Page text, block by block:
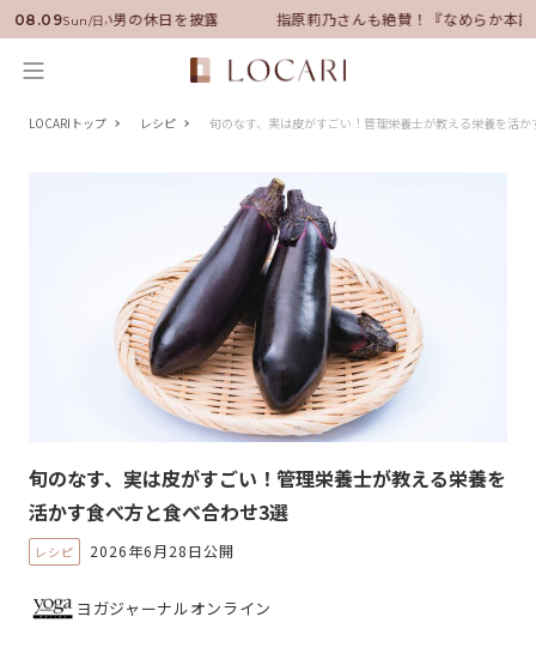
08.09Sun/日
に就任！いい男の休日を披露 指原莉乃さんも絶賛！『なめらか本舗
LOCARIトップ レシピ 旬のなす、実は皮がすごい！管理栄養士が教える栄養を活
旬のなす、実は皮がすごい！管理栄養士が教える栄養を
活かす食べ方と食べ合わせ3選
レシピ 2026年6月28日公開
ヨガジャーナルオンライン